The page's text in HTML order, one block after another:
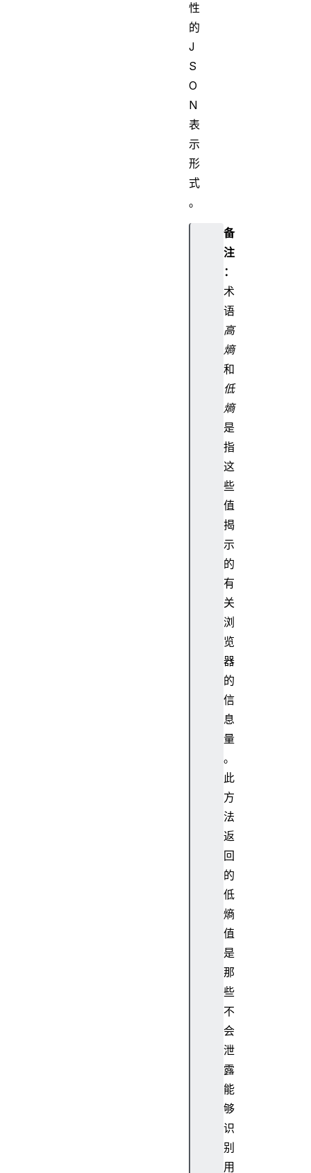
性
的
J
S
O
N
表
示
形
式
。
备
注
：
术
语
高
熵
和
低
熵
是
指
这
些
值
揭
示
的
有
关
浏
览
器
的
信
息
量
。
此
方
法
返
回
的
低
熵
值
是
那
些
不
会
泄
露
能
够
识
别
用